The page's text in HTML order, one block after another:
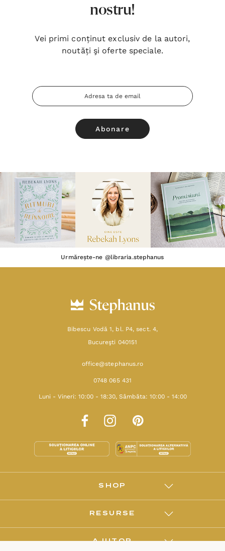
nostru!
Vei primi conținut exclusiv de la autori,
noutăți şi oferte speciale.
Adresa
Email
Urmărește-ne @libraria.stephanus
Bibescu Vodă 1, bl. P4, sect. 4,
Bucureşti 040151
office@stephanus.ro
0748 065 431
Luni - Vineri: 10:00 - 18:30, Sâmbăta: 10:00 - 14:00
SHOP
RESURSE
AJUTOR